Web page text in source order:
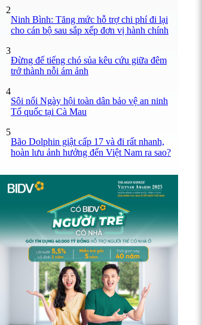
2
Ninh Bình: Tăng mức hỗ trợ chi phí đi lại
cho cán bộ sau sắp xếp đơn vị hành chính
3
Đừng để tiếng chó sủa kêu cứu giữa đêm
trở thành nỗi ám ảnh
4
Sôi nổi Ngày hội toàn dân bảo vệ an ninh
Tổ quốc tại Cà Mau
5
Bão Dolphin giật cấp 17 và đi rất nhanh,
hoàn lưu ảnh hưởng đến Việt Nam ra sao?